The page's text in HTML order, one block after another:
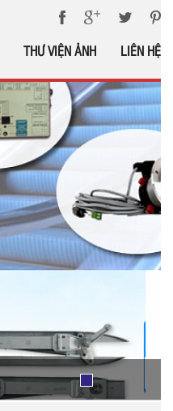
THƯ VIỆN ẢNH LIÊN HỆ